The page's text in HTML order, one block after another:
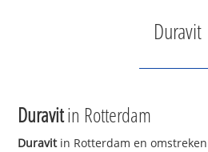
Duravit
Duravitin Rotterdam
Duravitin Rotterdam en